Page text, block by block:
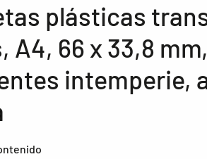
plásticas
A4, 66 x 33,8 mm,
intemperie,